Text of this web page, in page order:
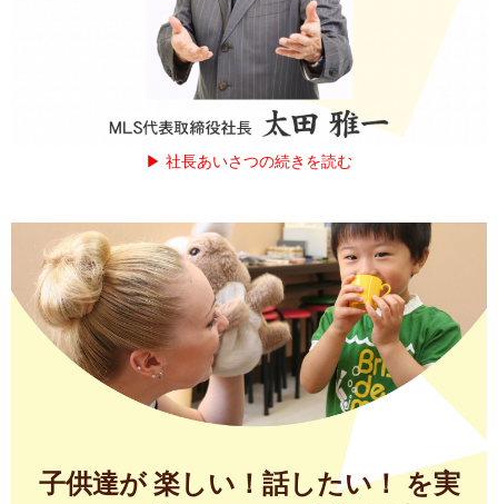
▶ 社長あいさつの続きを読む
子供達が 楽しい！話したい！ を実